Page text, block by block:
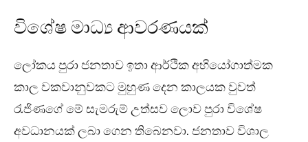
විශේෂ මාධ්‍ය ආවරණයක්
ලෝකය පුරා ජනතාව ඉතා ආර්ථික අභියෝගාත්මක
කාල වකවානුවකට මුහුණ දෙන කාලයක වුවත්
රැජිණගේ මේ සැමරුම් උත්සව ලොව පුරා විශේෂ
අවධානයක් ලබා ගෙන තිබෙනවා. ජනතාව විශාල